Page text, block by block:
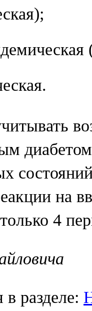
на
4
разделе: